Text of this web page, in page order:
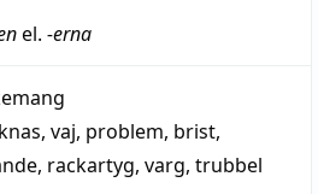
el. -erna
knas, vaj, problem, brist,
, rackartyg, varg, trubbel